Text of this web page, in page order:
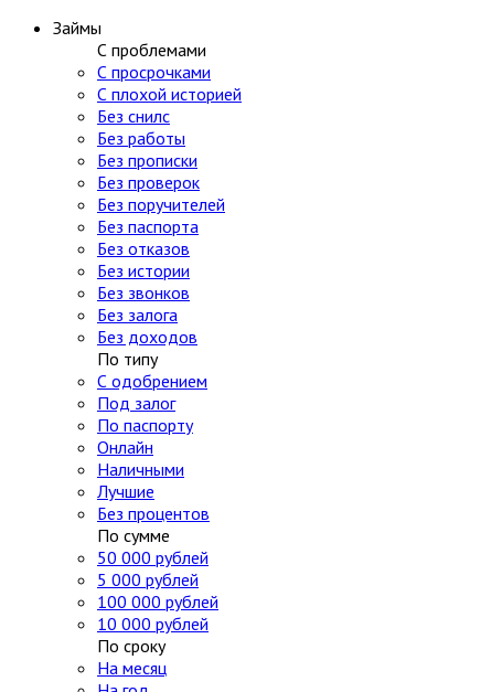
Займы
С проблемами
С просрочками
С плохой историей
Без снилс
Без работы
Без прописки
Без проверок
Без поручителей
Без паспорта
Без отказов
Без истории
Без звонков
Без залога
Без доходов
По типу
С одобрением
Под залог
По паспорту
Онлайн
Наличными
Лучшие
Без процентов
По сумме
50 000 рублей
5 000 рублей
100 000 рублей
10 000 рублей
По сроку
На месяц